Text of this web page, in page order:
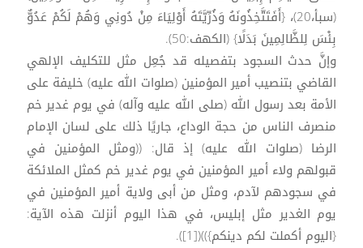
(سبأ،20)، {أَفَتَتَّخِذُونَهُ وَذُرِّيَّتَهُ أَوْلِيَاءَ مِنْ دُونِي وَهُمْ لَكُمْ عَدُوٌّ
بِئْسَ لِلظَّالِمِينَ بَدَلًا} (الكهف:50).
وإنَّ حدث السجود بتفصيله قد جُعِل مثل للتكليف الإلهي
القاضي بتنصيب أمير المؤمنين (صلوات الله عليه) خليفة على
الأمة بعد رسول الله (صلى الله عليه وآله) في يوم غدير خم
منصرف الناس من حجة الوداع، جاريًا ذلك على لسان الإمام
الرضا (صلوات الله عليه) إذ قال: ((ومثل المؤمنين في
قبولهم ولاء أمير المؤمنين في يوم غدير خم كمثل الملائكة
في سجودهم لآدم، ومثل من أبى ولاية أمير المؤمنين في
يوم الغدير مثل إبليس، في هذا اليوم أنزلت هذه الآية:
{اليوم أكملت لكم دينكم}))([1]).